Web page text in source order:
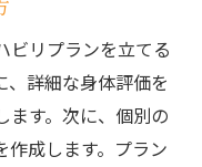
ビリプランを立てる
、詳細な身体評価を
ます。次に、個別の
作成します。プラン